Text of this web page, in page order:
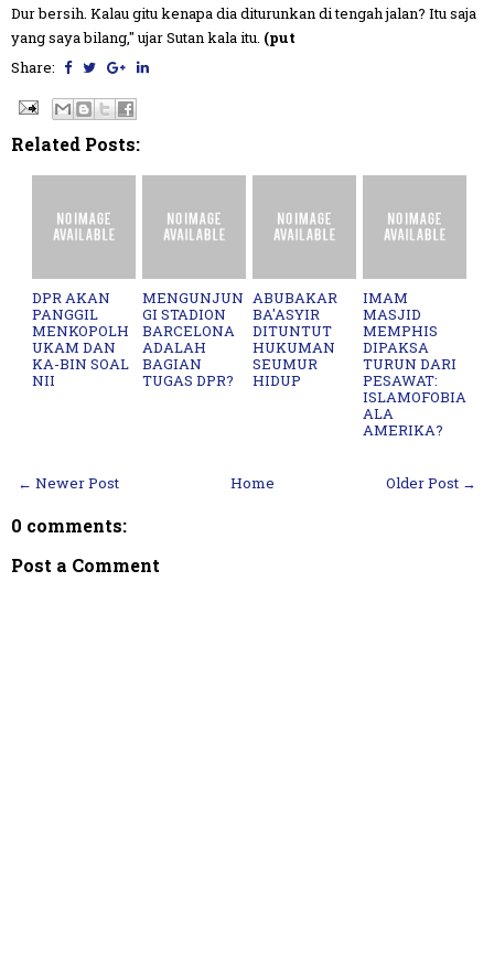
Dur bersih. Kalau gitu kenapa dia diturunkan di tengah jalan? Itu saja
yang saya bilang," ujar Sutan kala itu. (put
Share:
Related Posts:
DPR AKAN
PANGGIL
MENKOPOLH
UKAM DAN
KA-BIN SOAL
NII
MENGUNJUN
GI STADION
BARCELONA
ADALAH
BAGIAN
TUGAS DPR?
ABUBAKAR
BA'ASYIR
DITUNTUT
HUKUMAN
SEUMUR
HIDUP
IMAM
MASJID
MEMPHIS
DIPAKSA
TURUN DARI
PESAWAT:
ISLAMOFOBIA
ALA
AMERIKA?
← Newer Post Older Post →
Home
0 comments:
Post a Comment